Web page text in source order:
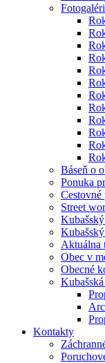
Báseň o
Ponuka
Street
Aktuálna
Obec v
Obecné
Kontakty